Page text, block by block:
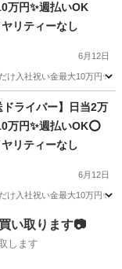
万円✨週払いOK
リティーなし
6月12日
け入社祝い金最大10万円✨
ドライバー】日当2万
万円✨週払いOK⭕️
リティーなし
6月12日
け入社祝い金最大10万円✨
い取ります📷
します